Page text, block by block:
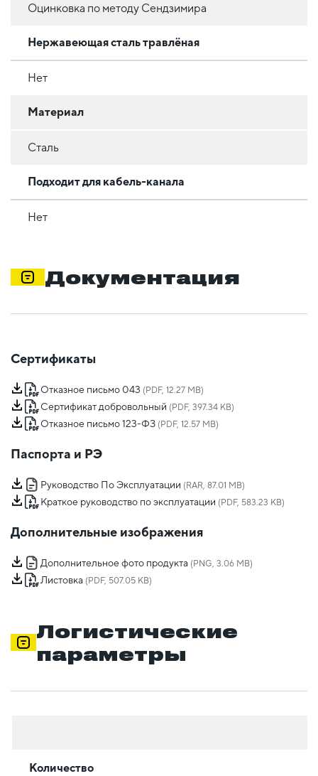
Оцинковка по методу Сендзимира
Нержавеющая сталь травлёная
Нет
Материал
Сталь
Подходит для кабель-канала
Нет
Документация
Сертификаты
Отказное письмо 043 (PDF, 12.27 MB)
Сертификат добровольный (PDF, 397.34 KB)
Отказное письмо 123-ФЗ (PDF, 12.57 MB)
Паспорта и РЭ
Руководство По Эксплуатации (RAR, 87.01 MB)
Краткое руководство по эксплуатации (PDF, 583.23 KB)
Дополнительные изображения
Дополнительное фото продукта (PNG, 3.06 MB)
Листовка (PDF, 507.05 KB)
Логистические
параметры
Количество